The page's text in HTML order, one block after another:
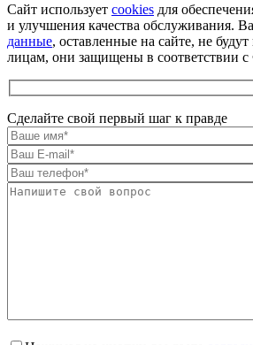
Сайт использует cookies для
и улучшения качества обслуживания.
данные, оставленные на сайте, не
лицам, они защищены в соответствии
Сделайте свой первый шаг к правде